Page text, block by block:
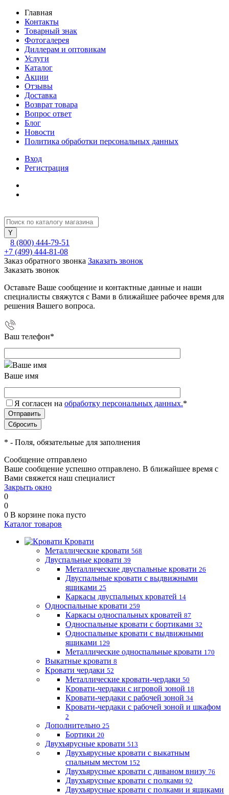
Главная
Контакты
Товарный знак
Фотогалерея
Диллерам и оптовикам
Услуги
Каталог
Акции
Отзывы
Доставка
Возврат товара
Вопрос ответ
Блог
Новости
Политика обработки персональных данных
Вход
Регистрация
8 (800) 444-79-51
+7 (499) 444-81-08
Заказ обратного звонка Заказать звонок
Заказать звонок
Оставьте Ваше сообщение и контактные данные и наши
специалисты свяжутся с Вами в ближайшее рабочее время для
решения Вашего вопроса.
Ваш телефон*
Ваше имя
Я согласен на обработку персональных данных.*
* - Поля, обязательные для заполнения
Сообщение отправлено
Ваше сообщение успешно отправлено. В ближайшее время с
Вами свяжется наш специалист
Закрыть окно
0
0
0 В корзине пока пусто
Каталог товаров
Кровати
Металлические кровати 568
Двуспальные кровати 39
Металлические двуспальные кровати 26
Двуспальные кровати с выдвижными
ящиками 25
Каркасы двуспальных кроватей 14
Односпальные кровати 259
Каркасы односпальных кроватей 87
Односпальные кровати с бортиками 32
Односпальные кровати с выдвижными
ящиками 129
Металлические односпальные кровати 170
Выкатные кровати 8
Кровати чердаки 52
Металлические кровати-чердаки 50
Кровати-чердаки с игровой зоной 18
Кровати-чердаки с рабочей зоной 34
Кровати-чердаки с рабочей зоной и шкафом
2
Дополнительно 25
Бортики 20
Двухъярусные кровати 513
Двухъярусные кровати с выкатным
спальным местом 152
Двухъярусные кровати с диваном внизу 76
Двухъярусные кровати с полками 92
Двухъярусные кровати с полками и ящиками